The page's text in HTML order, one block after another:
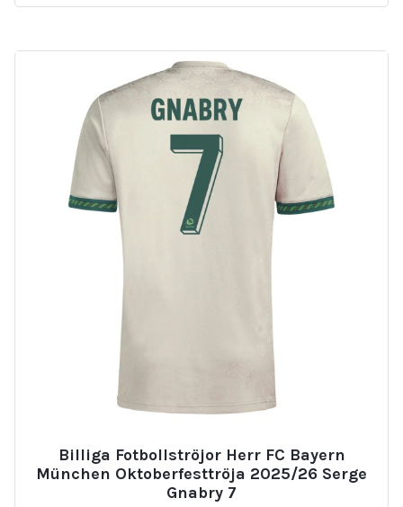
Billiga Fotbollströjor Herr FC Bayern
München Oktoberfesttröja 2025/26 Serge
Gnabry 7